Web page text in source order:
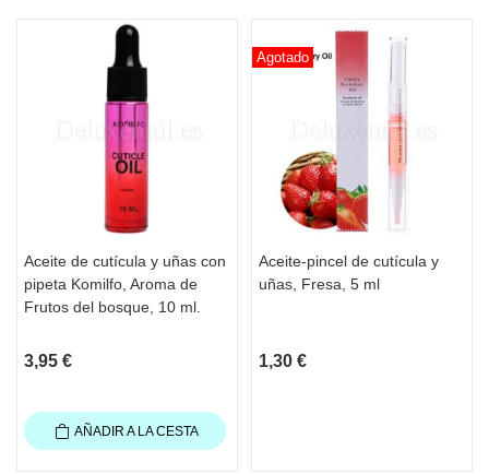
Aceite de cutícula y uñas con
pipeta Komilfo, Aroma de
Frutos del bosque, 10 ml.
3,95 €
AÑADIR A LA CESTA
Agotado
Aceite-pincel de cutícula y
uñas, Fresa, 5 ml
1,30 €